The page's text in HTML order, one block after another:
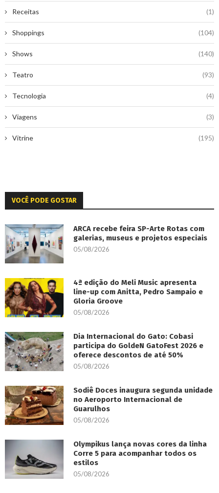
Receitas (1)
Shoppings (104)
Shows (140)
Teatro (93)
Tecnologia (4)
Viagens (3)
Vitrine (195)
VOCÊ PODE GOSTAR
ARCA recebe feira SP-Arte Rotas com
galerias, museus e projetos especiais
05/08/2026
4ª edição do Meli Music apresenta
line-up com Anitta, Pedro Sampaio e
Gloria Groove
05/08/2026
Dia Internacional do Gato: Cobasi
participa do GoldeN GatoFest 2026 e
oferece descontos de até 50%
05/08/2026
Sodiê Doces inaugura segunda unidade
no Aeroporto Internacional de
Guarulhos
05/08/2026
Olympikus lança novas cores da linha
Corre 5 para acompanhar todos os
estilos
05/08/2026